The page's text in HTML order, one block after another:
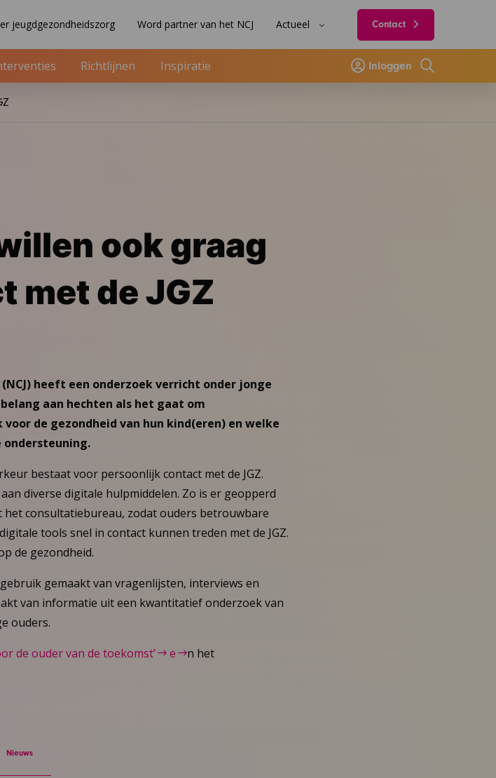
jeugdgezondheidszorg Word partner van het NCJ Actueel Contact
Richtlijnen Inspiratie Inloggen
Zoeken
ook graag
met de JGZ
heeft een onderzoek verricht onder jonge
aan hechten als het gaat om
de gezondheid van hun kind(eren) en welke
ondersteuning.
bestaat voor persoonlijk contact met de JGZ.
diverse digitale hulpmiddelen. Zo is er geopperd
consultatiebureau, zodat ouders betrouwbare
tools snel in contact kunnen treden met de JGZ.
de gezondheid.
gemaakt van vragenlijsten, interviews en
van informatie uit een kwantitatief onderzoek van
ouders.
de ouder van de toekomst’ e
n het
Nieuws